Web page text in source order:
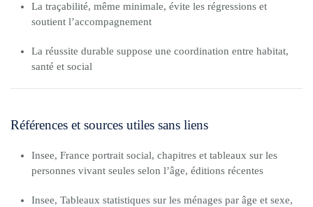
La traçabilité, même minimale, évite les régressions et
soutient l’accompagnement
La réussite durable suppose une coordination entre habitat,
santé et social
Références et sources utiles sans liens
Insee, France portrait social, chapitres et tableaux sur les
personnes vivant seules selon l’âge, éditions récentes
Insee, Tableaux statistiques sur les ménages par âge et sexe,